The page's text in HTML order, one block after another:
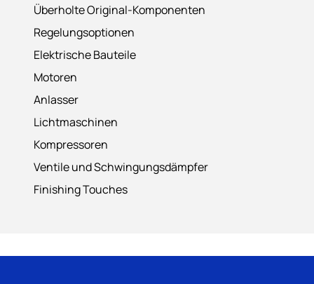
Überholte Original-Komponenten
Regelungsoptionen
Elektrische Bauteile
Motoren
Anlasser
Lichtmaschinen
Kompressoren
Ventile und Schwingungsdämpfer
Finishing Touches